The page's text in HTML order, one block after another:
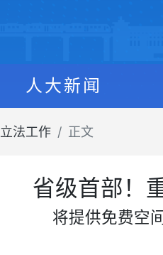
人大新闻
立法工作 正文
省级首部！
将提供免费空